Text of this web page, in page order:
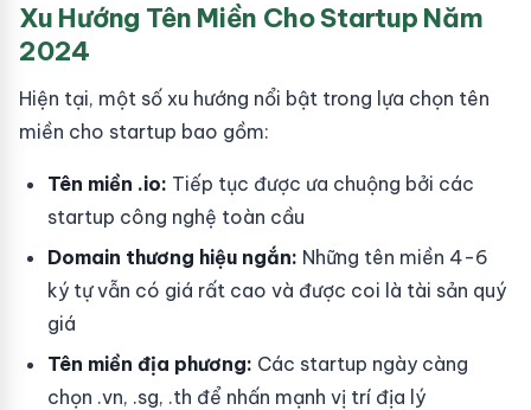
Xu Hướng Tên Miền Cho Startup Năm
2024
Hiện tại, một số xu hướng nổi bật trong lựa chọn tên
miền cho startup bao gồm:
Tên miền .io: Tiếp tục được ưa chuộng bởi các
startup công nghệ toàn cầu
Domain thương hiệu ngắn: Những tên miền 4-6
ký tự vẫn có giá rất cao và được coi là tài sản quý
giá
Tên miền địa phương: Các startup ngày càng
chọn .vn, .sg, .th để nhấn mạnh vị trí địa lý